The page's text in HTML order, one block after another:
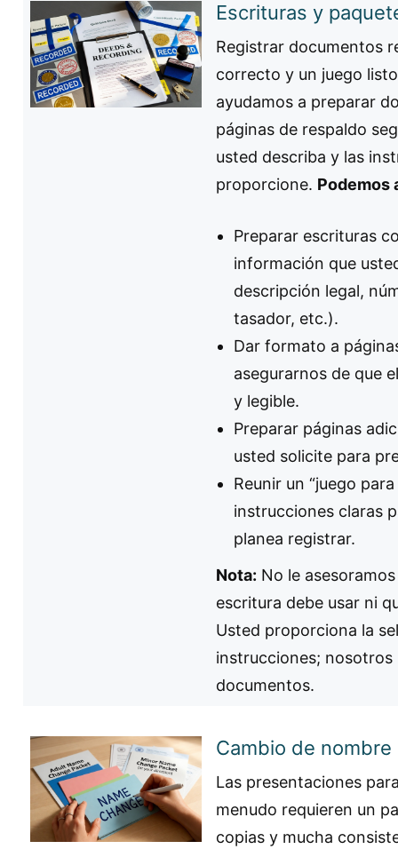
Escrituras y
Registrar documentos
correcto y un juego
ayudamos a preparar
páginas de respaldo
usted describa y las
proporcione. Podemos
Preparar escrituras
información que
descripción legal,
tasador, etc.).
Dar formato a
asegurarnos de que
y legible.
Preparar páginas
usted solicite para
Reunir un “juego
instrucciones claras
planea registrar.
Nota: No le
escritura debe usar ni
Usted proporciona la
instrucciones; nosotros
documentos.
Cambio de
Las presentaciones
menudo requieren un
copias y mucha